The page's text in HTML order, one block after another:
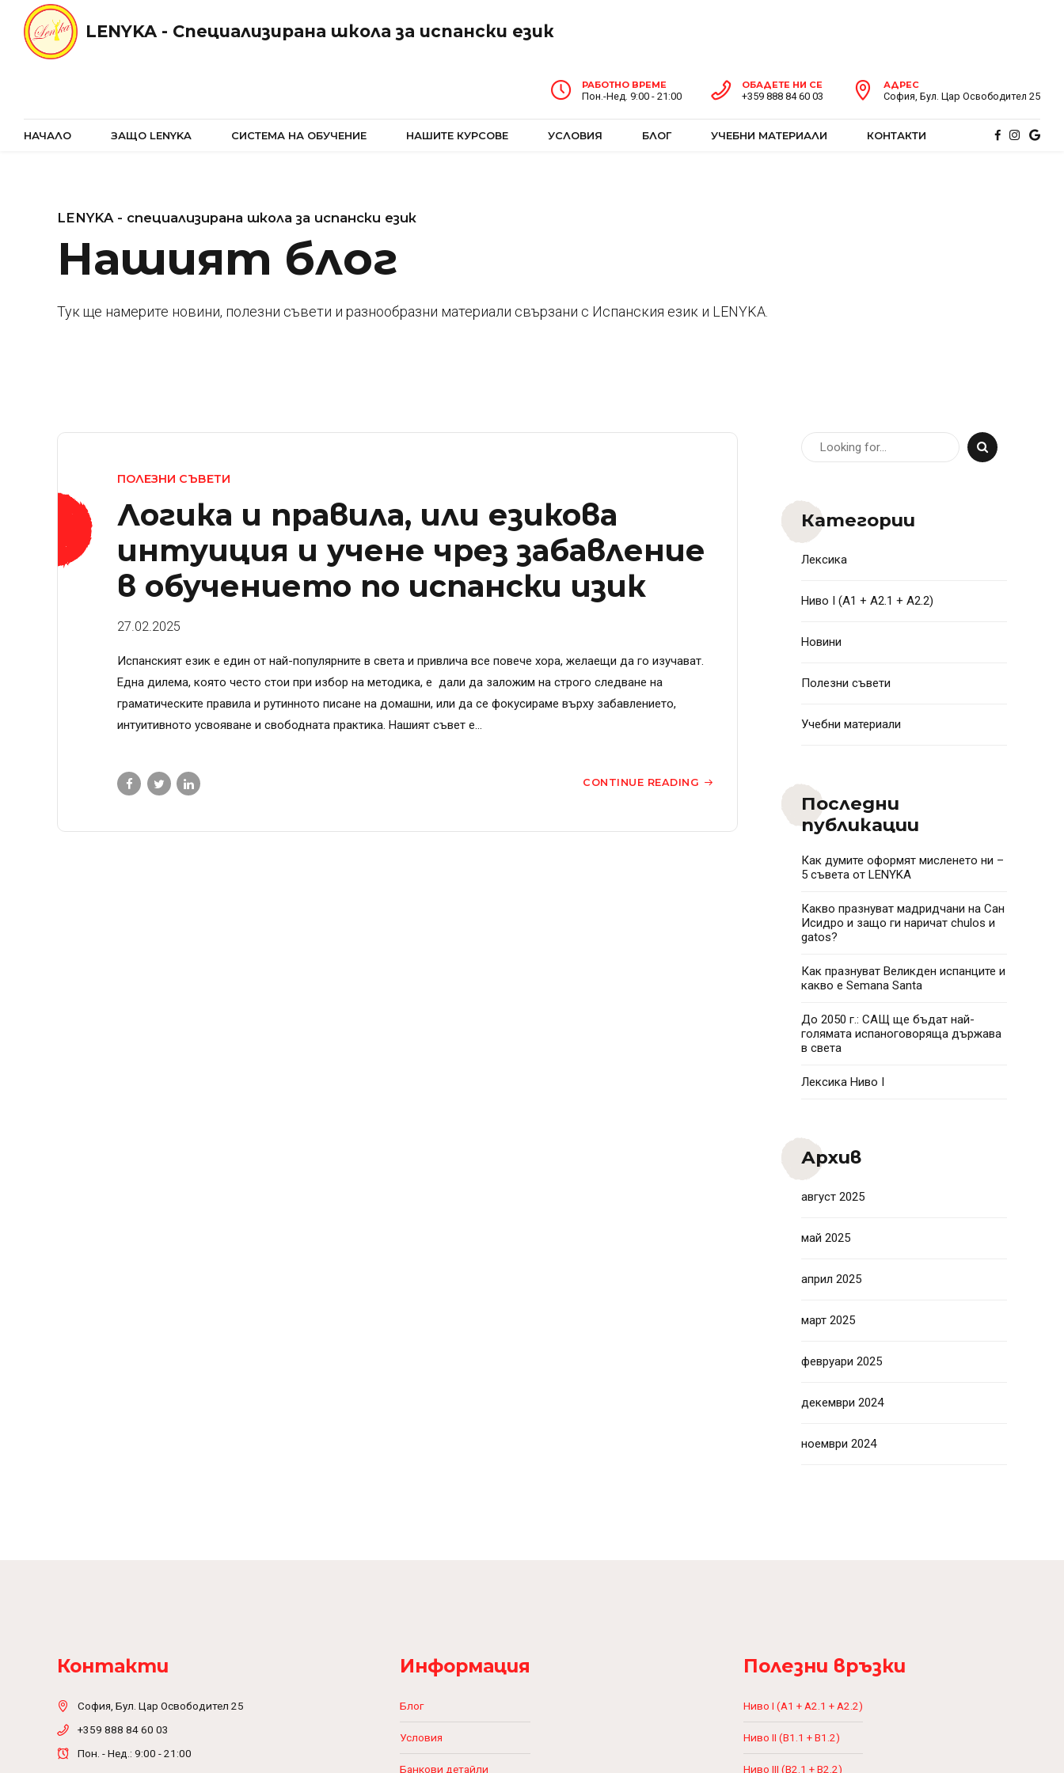
LENYKA - Специализирана школа за испански език
РАБОТНО ВРЕМЕ
Пон.-Нед. 9:00 - 21:00
ОБАДЕТЕ НИ СЕ
+359 888 84 60 03
АДРЕС
София, Бул. Цар Освободител 25
НАЧАЛО ЗАЩО LENYKA СИСТЕМА НА ОБУЧЕНИЕ НАШИТЕ КУРСОВЕ УСЛОВИЯ БЛОГ УЧЕБНИ МАТЕРИАЛИ КОНТАКТИ
LENYKA - специализирана школа за испански език
Нашият блог
Тук ще намерите новини, полезни съвети и разнообразни материали свързани с Испанския език и LENYKA.
ПОЛЕЗНИ СЪВЕТИ
Логика и правила, или езикова
интуиция и учене чрез забавление
в обучението по испански изик
27.02.2025
Испанският език е един от най-популярните в света и привлича все повече хора, желаещи да го изучават.
Една дилема, която често стои при избор на методика, е дали да заложим на строго следване на
граматическите правила и рутинното писане на домашни, или да се фокусираме върху забавлението,
интуитивното усвояване и свободната практика. Нашият съвет е...
CONTINUE READING
Категории
Лексика
Ниво I (A1 + A2.1 + A2.2)
Новини
Полезни съвети
Учебни материали
Последни
публикации
Как думите оформят мисленето ни –
5 съвета от LENYKA
Какво празнуват мадридчани на Сан
Исидро и защо ги наричат chulos и
gatos?
Как празнуват Великден испанците и
какво e Semana Santa
До 2050 г.: САЩ ще бъдат най-
голямата испаноговоряща държава
в света
Лексика Ниво I
Архив
август 2025
май 2025
април 2025
март 2025
февруари 2025
декември 2024
ноември 2024
Контакти
София, Бул. Цар Освободител 25
+359 888 84 60 03
Пон. - Нед.: 9:00 - 21:00
Информация
Блог
Условия
Банкови детайли
Полезни връзки
Ниво I (A1 + A2.1 + A2.2)
Ниво II (B1.1 + B1.2)
Ниво III (B2.1 + B2.2)